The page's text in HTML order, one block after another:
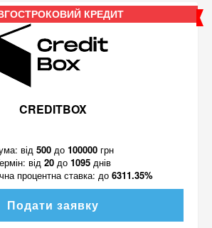
КРЕДИТ
CREDITBOX
від 500до 100000грн
від 20 до 1095 днів
процентна ставка: до 6311.35%
Подати заявку